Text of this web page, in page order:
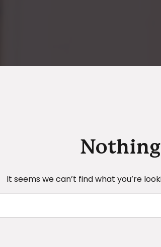
It seems we can’t find what you’re